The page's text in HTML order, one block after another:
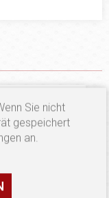
Sie nicht
gespeichert
an.